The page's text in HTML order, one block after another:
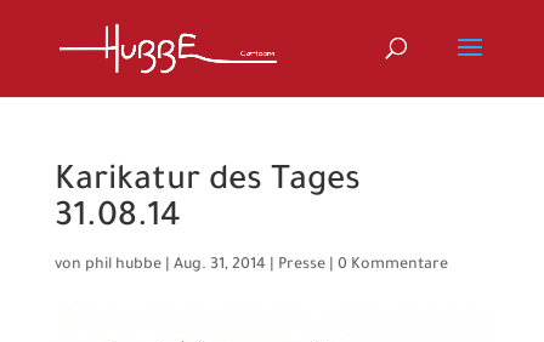
Karikatur des Tages
31.08.14
von phil hubbe| Aug. 31, 2014| Presse| 0 Kommentare